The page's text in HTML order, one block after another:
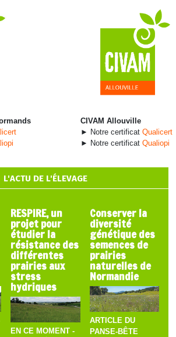
CIVAM Allouville
► Notre certificat Qualicert
► Notre certificat Qualiopi
L'ACTU DE L'ÉLEVAGE
RESPIRE, un
projet pour
étudier la
résistance des
différentes
prairies aux
stress
hydriques
EN CE MOMENT -
Conserver la
diversité
génétique des
semences de
prairies
naturelles de
Normandie
ARTICLE DU
PANSE-BÊTE